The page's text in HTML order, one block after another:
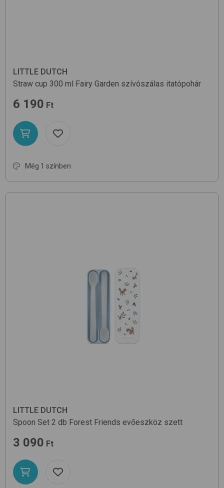
LITTLE DUTCH
Straw cup 300 ml
Fairy Garden szívószálas itatópohár
6 190 Ft
Még 1 színben
LITTLE DUTCH
Spoon Set 2 db Forest Friends evőeszköz szett
3 090 Ft